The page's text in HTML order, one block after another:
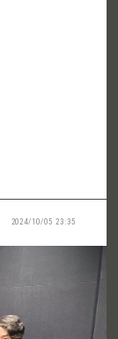
2024/10/05 23:35